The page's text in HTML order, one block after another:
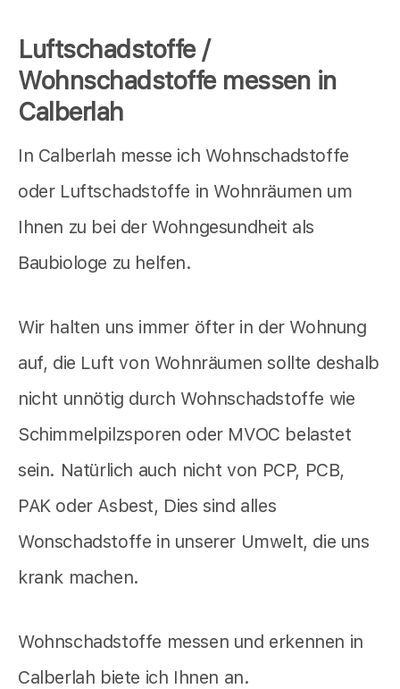
Luftschadstoffe /
Wohnschadstoffe messen in
Calberlah
In Calberlah messe ich Wohnschadstoffe
oder Luftschadstoffe in Wohnräumen um
Ihnen zu bei der Wohngesundheit als
Baubiologe zu helfen.
Wir halten uns immer öfter in der Wohnung
auf, die Luft von Wohnräumen sollte deshalb
nicht unnötig durch Wohnschadstoffe wie
Schimmelpilzsporen oder MVOC belastet
sein. Natürlich auch nicht von PCP, PCB,
PAK oder Asbest, Dies sind alles
Wonschadstoffe in unserer Umwelt, die uns
krank machen.
Wohnschadstoffe messen und erkennen in
Calberlah biete ich Ihnen an.